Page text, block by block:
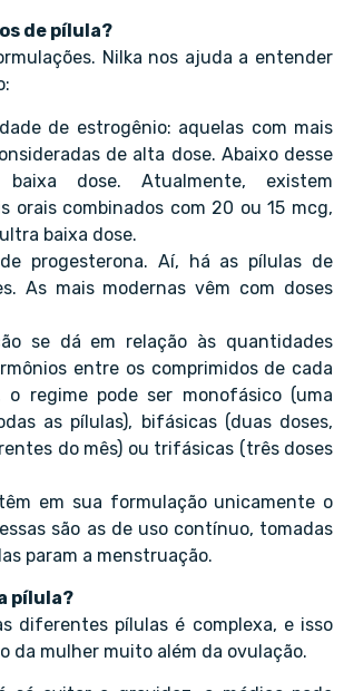
de pílula?
Nilka nos ajuda a entender
de estrogênio: aquelas com mais
de alta dose. Abaixo desse
dose. Atualmente, existem
orais combinados com 20 ou 15 mcg,
baixa dose.
progesterona. Aí, há as pílulas de
As mais modernas vêm com doses
se dá em relação às quantidades
entre os comprimidos de cada
o regime pode ser monofásico (uma
as pílulas), bifásicas (duas doses,
do mês) ou trifásicas (três doses
em sua formulação unicamente o
são as de uso contínuo, tomadas
param a menstruação.
pílula?
diferentes pílulas é complexa, e isso
da mulher muito além da ovulação.